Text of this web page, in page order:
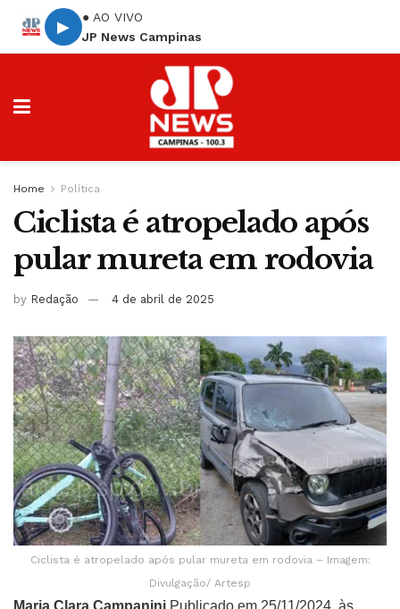
▶
● AO VIVO
JP News Campinas
Home Política
Ciclista é atropelado após
pular mureta em rodovia
by Redação 4 de abril de 2025
Ciclista é atropelado após pular mureta em rodovia – Imagem:
Divulgação/ Artesp